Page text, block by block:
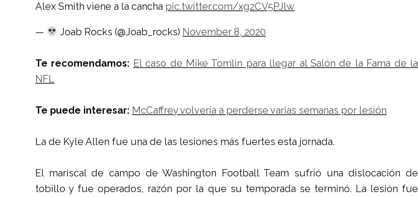
Alex Smith viene a la cancha pic.twitter.com/xg2CV5PJlw
— Joab Rocks (@Joab_rocks) November 8, 2020
Te recomendamos: El caso de Mike Tomlin para llegar al Salón de la Fama de la
NFL
Te puede interesar: McCaffrey volvería a perderse varias semanas por lesión
La de Kyle Allen fue una de las lesiones más fuertes esta jornada.
El mariscal de campo de Washington Football Team sufrió una dislocación de
tobillo y fue operados, razón por la que su temporada se terminó. La lesión fue